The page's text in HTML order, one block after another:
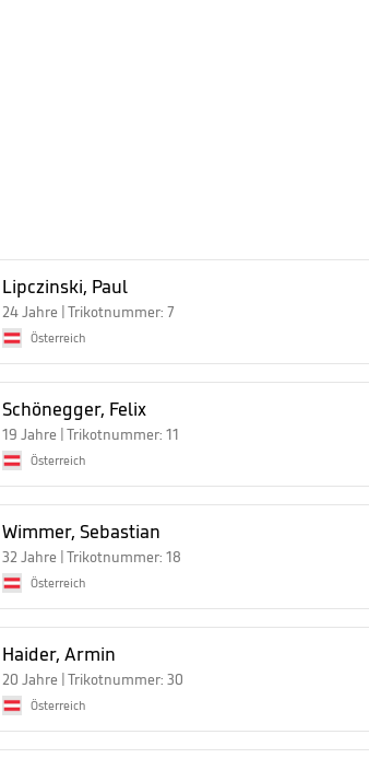
Lipczinski, Paul
24 Jahre | Trikotnummer: 7
Österreich
Schönegger, Felix
19 Jahre | Trikotnummer: 11
Österreich
Wimmer, Sebastian
32 Jahre | Trikotnummer: 18
Österreich
Haider, Armin
20 Jahre | Trikotnummer: 30
Österreich